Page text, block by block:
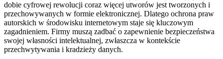
dobie cyfrowej rewolucji coraz więcej utworów jest tworzonych i
przechowywanych w formie elektronicznej. Dlatego ochrona praw
autorskich w środowisku internetowym staje się kluczowym
zagadnieniem. Firmy muszą zadbać o zapewnienie bezpieczeństwa
swojej własności intelektualnej, zwłaszcza w kontekście
przechwytywania i kradzieży danych.